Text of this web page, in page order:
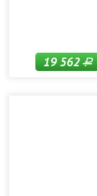
19 562Р